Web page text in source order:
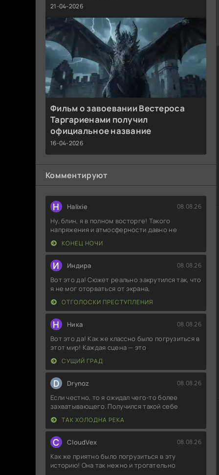
21-04-2026
Фильм о завоевании Вестероса
Таргариенами получил
официальное название
16-04-2026
Комментируют
H Halixie 08.08.26
Ну, блин, я в полном восторге! Такого
напряжения и атмосферности давно не
КОНЕЦ НОЧИ
И Индира 08.08.26
Вот это да! Сюжет реально закрутился так, что
я не мог оторваться от экрана,
ОТГОЛОСКИ ПРЕСТУПЛЕНИЯ
Н Ника 08.08.26
Вот это да! Как же классно было погрузиться в
этот мир! Каждая сцена — это
СУЩИЙ ГРАД
D Drynoz 08.08.26
Если честно, то я ожидал чего-то более
захватывающего. Получился такой себе
ТАК ХОЛОДНА РЕКА
C CloudVex 08.08.26
Как же приятно было погрузиться в эту
историю! Она так нежно и трогательно